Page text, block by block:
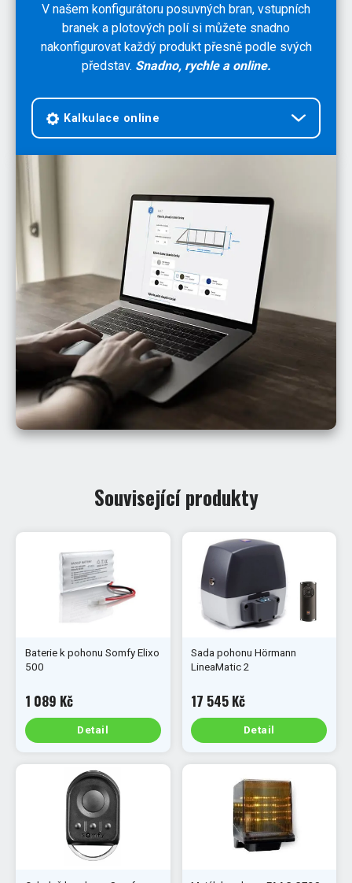
V našem konfigurátoru posuvných bran, vstupních
branek a plotových polí si můžete snadno
nakonfigurovat každý produkt přesně podle svých
představ. Snadno, rychle a online.
Kalkulace online
Související produkty
Baterie k pohonu Somfy Elixo
500
1 089 Kč
Detail
Sada pohonu Hörmann
LineaMatic 2
17 545 Kč
Detail